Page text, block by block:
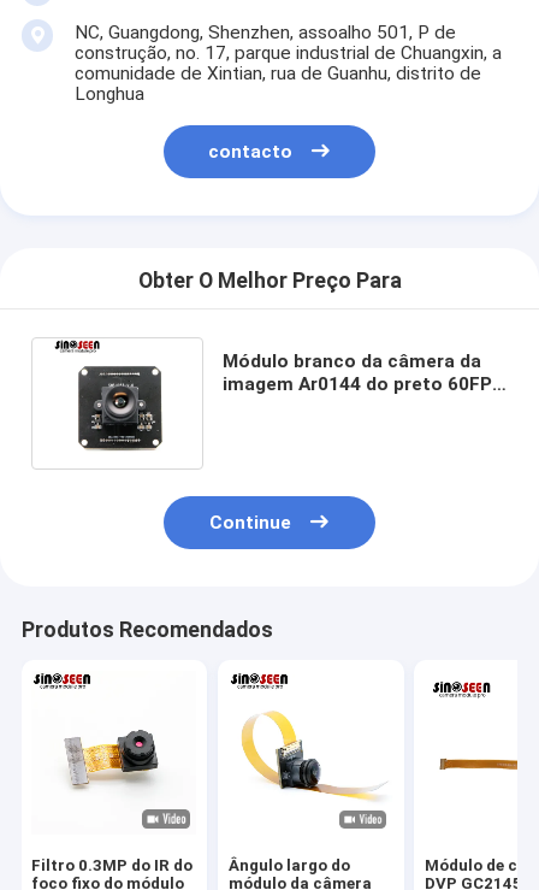
NC, Guangdong, Shenzhen, assoalho 501, P de
construção, no. 17, parque industrial de Chuangxin, a
comunidade de Xintian, rua de Guanhu, distrito de
Longhua
contacto
Obter O Melhor Preço Para
Módulo branco da câmera da
imagem Ar0144 do preto 60FPS
Continue
Produtos Recomendados
Filtro 0.3MP do IR do
foco fixo do módulo
Ângulo largo do
módulo da câmera
Módulo de
DVP GC2145